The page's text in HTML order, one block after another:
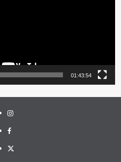
01:43:54
Instagram
Facebook
Twitter